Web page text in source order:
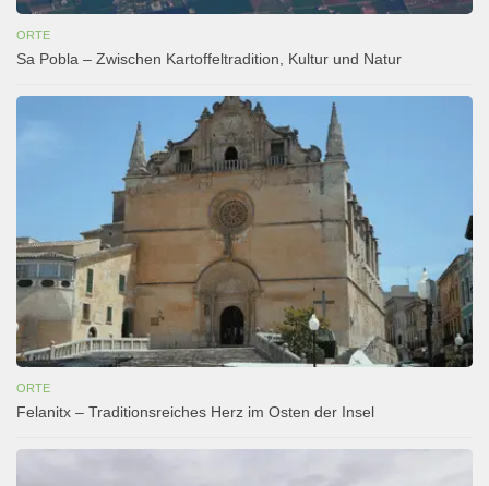
ORTE
Sa Pobla – Zwischen Kartoffeltradition, Kultur und Natur
ORTE
Felanitx – Traditionsreiches Herz im Osten der Insel